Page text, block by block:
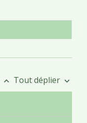
keyboard_arrow_up Tout déplier keyboard_arrow_down